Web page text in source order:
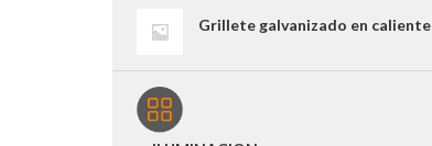
Grillete galvanizado en caliente